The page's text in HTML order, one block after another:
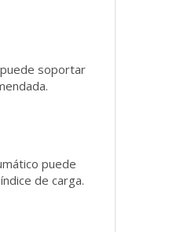
soportar
puede
de carga.